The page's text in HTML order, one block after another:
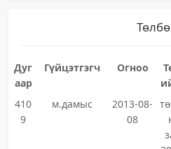
Дуг
аар
Гүйцэтгэгч Огноо
410
9
м.дамыс
2013-08-
08